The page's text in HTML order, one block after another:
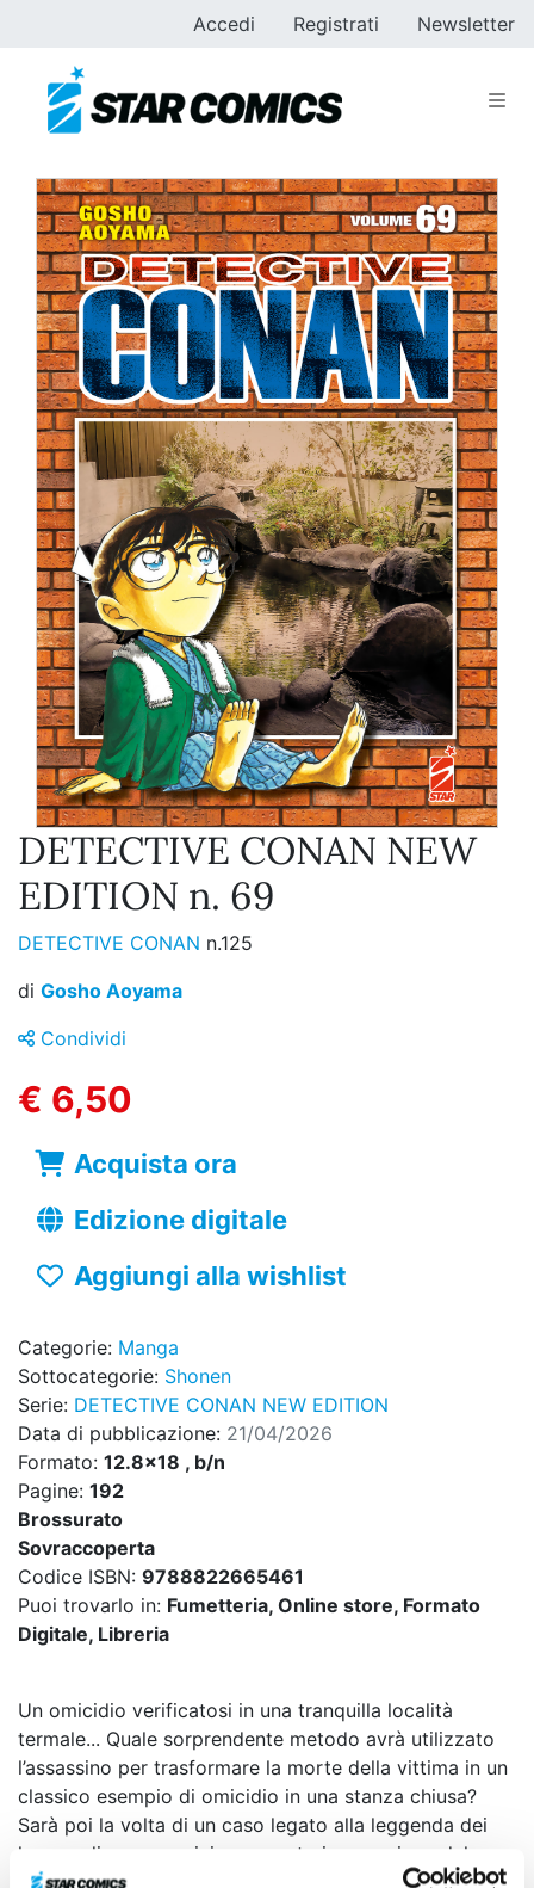
Accedi Registrati Newsletter
DETECTIVE CONAN NEW
EDITION n. 69
DETECTIVE CONAN n.125
di Gosho Aoyama
Condividi
€ 6,50
Acquista ora
Edizione digitale
Aggiungi alla wishlist
Categorie: Manga
Sottocategorie: Shonen
Serie: DETECTIVE CONAN NEW EDITION
Data di pubblicazione: 21/04/2026
Formato: 12.8x18 , b/n
Pagine: 192
Brossurato
Sovraccoperta
Codice ISBN: 9788822665461
Puoi trovarlo in: Fumetteria, Online store, Formato
Digitale, Libreria
Un omicidio verificatosi in una tranquilla località
termale... Quale sorprendente metodo avrà utilizzato
l’assassino per trasformare la morte della vittima in un
classico esempio di omicidio in una stanza chiusa?
Sarà poi la volta di un caso legato alla leggenda dei
kappa, di un assassinio avvenuto in occasione del
White Day e di un rapimento accompagnato dal brano